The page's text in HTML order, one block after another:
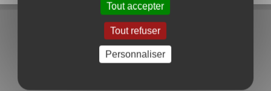
Tout accepter
Tout refuser
Personnaliser